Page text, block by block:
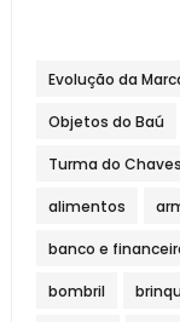
Evolução da
Objetos do Baú
Turma do Chaves
alimentos
banco e
bombril